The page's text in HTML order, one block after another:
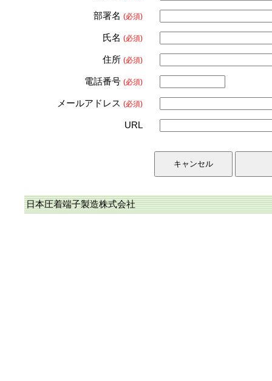
部署名 (必須)
氏名 (必須)
住所 (必須)
電話番号 (必須)
メールアドレス (必須)
URL
日本圧着端子製造株式会社